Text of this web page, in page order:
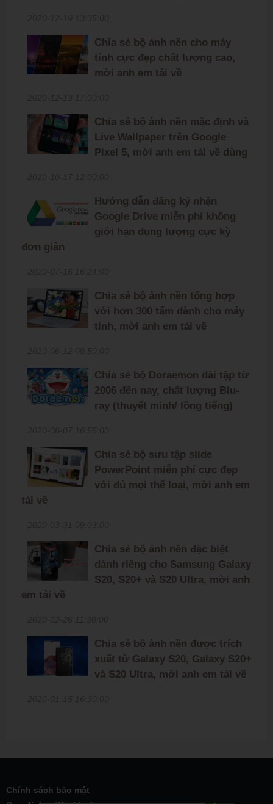
Chia sẻ bộ ảnh nền cho máy
tính cực đẹp chất lượng cao,
mời anh em tải về
Chia sẻ bộ ảnh nền mặc định và
Live Wallpaper trên Google
Pixel 5, mời anh em tải về dùng
Hướng dẫn đăng ký nhận
Google Drive miễn phí không
giới hạn dung lượng cực kỳ
đơn giản
Chia sẻ bộ ảnh nền tổng hợp
với hơn 300 tấm dành cho máy
tính, mời anh em tải về
Chia sẻ bộ Doraemon dài tập từ
2006 đến nay, chất lượng Blu-
ray (thuyết minh/ lồng tiếng)
Chia sẻ bộ sưu tập slide
PowerPoint miễn phí cực đẹp
với đủ mọi thể loại, mời anh em
tải về
Chia sẻ bộ ảnh nền đặc biệt
dành riêng cho Samsung Galaxy
S20, S20+ và S20 Ultra, mời anh
em tải về
Chia sẻ bộ ảnh nền được trích
xuất từ Galaxy S20, Galaxy S20+
và S20 Ultra, mời anh em tải về
Chính sách bảo mật